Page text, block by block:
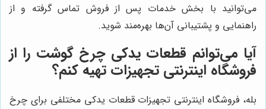
می‌توانید با بخش خدمات پس از فروش تماس گرفته و از
راهنمایی و پشتیبانی آن‌ها بهره‌مند شوید.
آیا می‌توانم قطعات یدکی چرخ گوشت را از
فروشگاه اینترنتی تجهیزات تهیه کنم؟
بله، فروشگاه اینترنتی تجهیزات قطعات یدکی مختلفی برای چرخ